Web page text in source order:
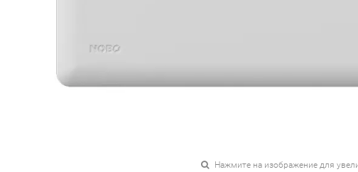
Нажмите на изображение для